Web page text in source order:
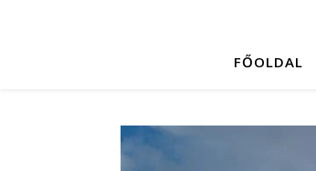
FŐOLDAL